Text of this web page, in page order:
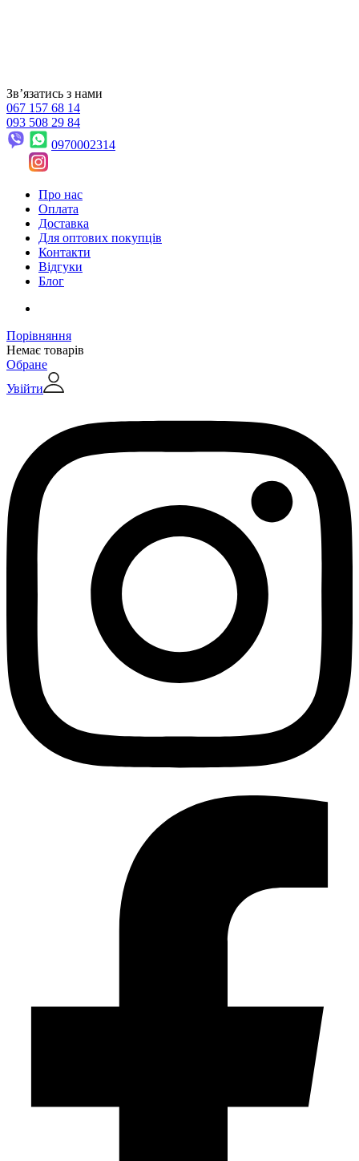
Звʼязатись з нами
067 157 68 14
093 508 29 84
0970002314
Про нас
Оплата
Доставка
Для оптових покупців
Контакти
Відгуки
Блог
Порівняння
Немає товарів
Обране
Увійти